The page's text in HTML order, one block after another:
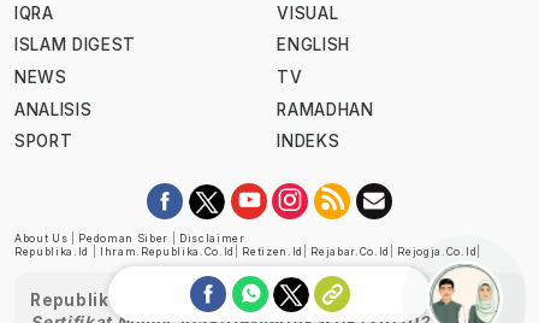
IQRA
ISLAM DIGEST
NEWS
ANALISIS
SPORT
VISUAL
ENGLISH
TV
RAMADHAN
INDEKS
About Us Pedoman Siber
Disclaimer
Republika.id
Ihram.republika.co.id Retizen.id Rejabar.co.id Rejogja.co.id
Republika telah diverifikasi oleh Dewan Pers